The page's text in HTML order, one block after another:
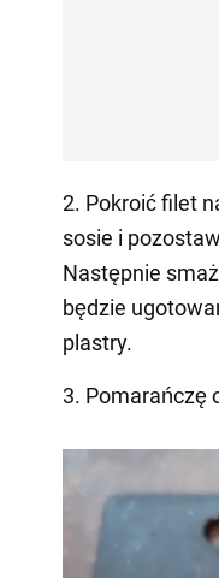
2. Pokroić filet
sosie i
Następnie
będzie
plastry.
3. Pomarańczę